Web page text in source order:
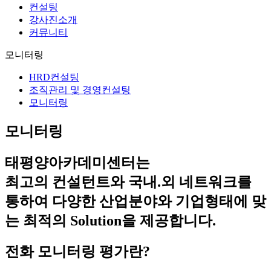
컨설팅
강사진소개
커뮤니티
모니터링
HRD컨설팅
조직관리 및 경영컨설팅
모니터링
모니터링
태평양아카데미센터는
최고의 컨설턴트와 국내.외 네트워크를
통하여 다양한 산업분야와 기업형태에 맞
는 최적의 Solution을 제공합니다.
전화 모니터링 평가란?